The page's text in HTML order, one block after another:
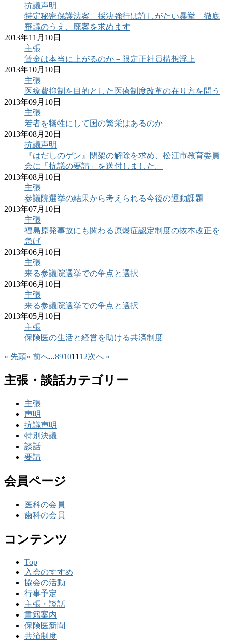
抗議声明
特定秘密保護法案 採決強行は許しがたい暴挙 徹底
審議のうえ、廃案を求めます
2013年11月10日
主張
賃金は本当に上がるのか－限定正社員構想浮上
2013年10月10日
主張
医療費抑制を目的とした医療制度改革の在り方を問う
2013年09月10日
主張
若者を犠牲にして国の繁栄はあるのか
2013年08月20日
抗議声明
『はだしのゲン』閉架の解除を求め、松江市教育委員
会に「抗議の要請」を送付しました。
2013年08月10日
主張
参議院選挙の結果から考えられる今後の運動課題
2013年07月10日
主張
福島原発事故にも関わる原爆症認定制度の抜本改正を
急げ
2013年06月10日
主張
来る参議院選挙での争点と選択
2013年06月10日
主張
来る参議院選挙での争点と選択
2013年05月10日
主張
保険医の生活と経営を助ける共済制度
« 先頭« 前へ...891011 12次へ »
主張・談話カテゴリー
主張
声明
抗議声明
特別決議
談話
要請
会員ページ
医科の会員
歯科の会員
コンテンツ
Top
入会のすすめ
協会の活動
行事予定
主張・談話
書籍案内
保険医新聞
共済制度